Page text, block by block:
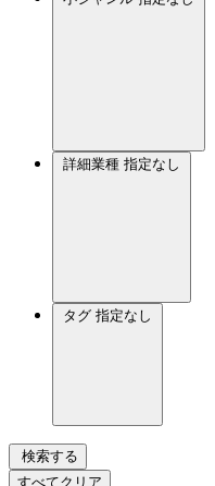
詳細業種 指定なし
タグ 指定なし
検索する
すべてクリア